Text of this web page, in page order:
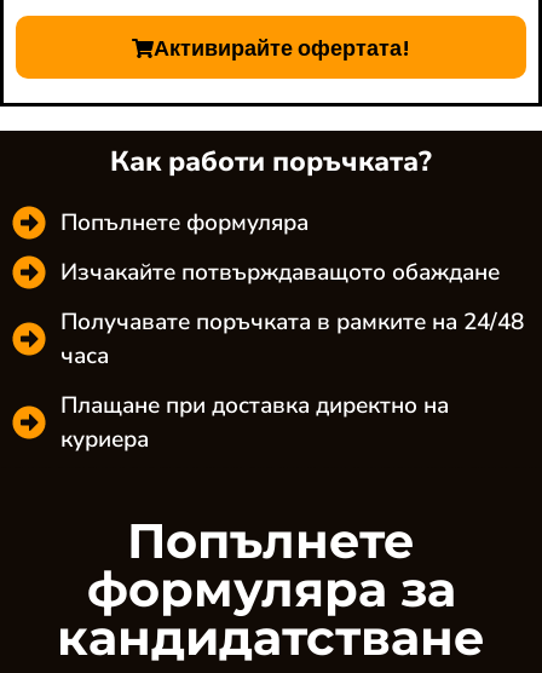
Активирайте офертата!
Как работи поръчката?
Попълнете формуляра
Изчакайте потвърждаващото обаждане
Получавате поръчката в рамките на 24/48
часа
Плащане при доставка директно на
куриера
Попълнете
формуляра за
кандидатстване